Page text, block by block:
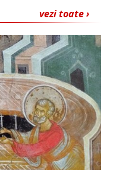
vezi toate ›